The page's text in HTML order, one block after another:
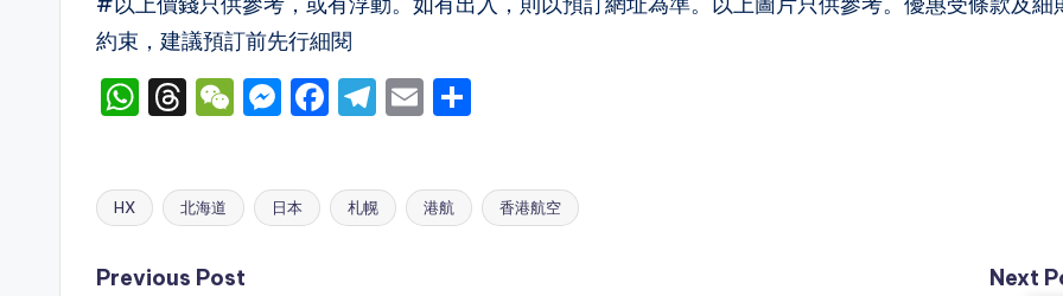
約束，建議預訂前先行細閱
W
ts
p
T
a
s
W
h
t
M
s
F
e
T
gr
E
l
e
Tags:
HX 北海道 日本 札幌 港航 香港航空
Previous Post Next